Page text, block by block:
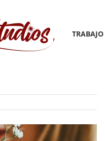
TRABAJO